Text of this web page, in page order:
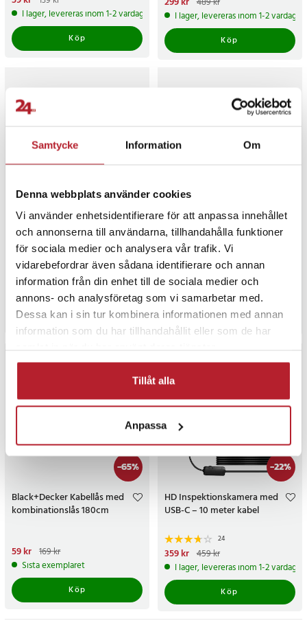
Samtycke Information Om
Denna webbplats använder cookies
Vi använder enhetsidentifierare för att anpassa innehållet
och annonserna till användarna, tillhandahålla funktioner
för sociala medier och analysera vår trafik. Vi
vidarebefordrar även sådana identifierare och annan
information från din enhet till de sociala medier och
annons- och analysföretag som vi samarbetar med.
Dessa kan i sin tur kombinera informationen med annan
information som du har tillhandahållit eller som de har
Tillåt alla
Anpassa
pris:139 kr
I lager, levereras inom 1-2 vardagar
Köp
pris:489 kr
I lager, levereras inom 1-2 vardagar
Köp
Samlingsstycke till slang T
32/38mm
3
Pris:119 kr
119 kr
I lager, levereras inom 1-2 vardagar
Köp
4-Pack Möbellyftare /
Möbelflyttare /
Transportplattor med
lyfthandtag – bär upp till 600
26
Nuvarande pris:159 krTidigare
pris:259 kr
159 kr 259 kr
I lager, levereras inom 1-2 vardagar
Köp
-65%
Black+Decker Kabellås med
kombinationslås 180cm
Nuvarande pris
pris:169 kr
59 kr 169 kr
Sista exemplaret
Köp
-22%
HD Inspektionskamera med
USB-C – 10 meter kabel
24
Nuvarande pris
pris:459 kr
359 kr 459 kr
I lager, levereras inom 1-2 vardagar
Köp